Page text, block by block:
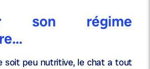
son régime
soit peu nutritive, le chat a tout